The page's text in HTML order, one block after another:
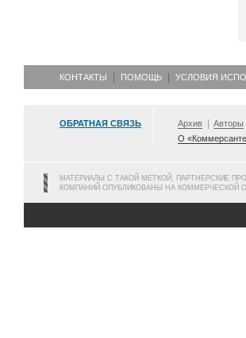
КОНТАКТЫ ПОМОЩЬ УСЛОВИЯ
ОБРАТНАЯ СВЯЗЬ Архив Авторы
О
МАТЕРИАЛЫ С ТАКОЙ МЕТКОЙ, ПАРТНЕРСКИЕ
КОМПАНИЙ ОПУБЛИКОВАНЫ НА КОММЕРЧЕСКОЙ